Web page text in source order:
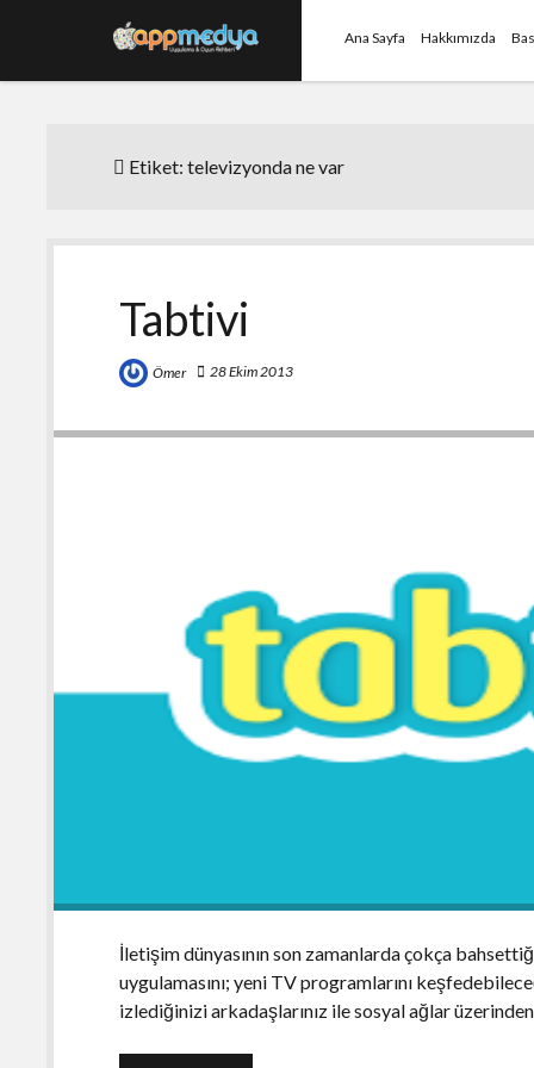
Ana Sayfa Hakkımızda
Etiket:televizyonda ne var
Tabtivi
Ömer 28 Ekim 2013
İletişim dünyasının son zamanlarda çokça
uygulamasını; yeni TV programlarını
izlediğinizi arkadaşlarınız ile sosyal ağlar